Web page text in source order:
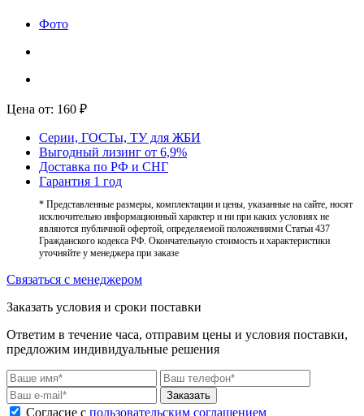
Фото
Цена от: 160 ₽
Серии, ГОСТы, ТУ для ЖБИ
Выгодный лизинг от 6,9%
Доставка по РФ и СНГ
Гарантия 1 год
* Представленные размеры, комплектации и цены, указанные на сайте, носят
исключительно информационный характер и ни при каких условиях не
являются публичной офертой, определяемой положениями Статьи 437
Гражданского кодекса РФ. Окончательную стоимость и характеристики
уточняйте у менеджера при заказе
Связаться с менеджером
Заказать условия и сроки поставки
Ответим в течение часа, отправим цены и условия поставки,
предложим индивидуальные решения
Заказать
Согласие с пользовательским соглашением